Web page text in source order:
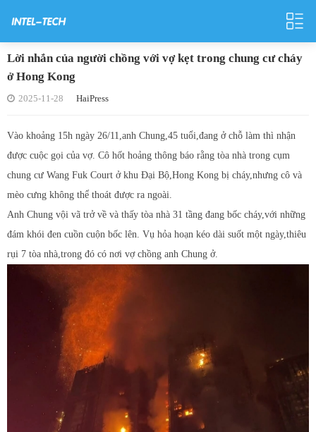
Lời nhắn của người chồng với vợ kẹt trong chung cư cháy
ở Hong Kong
2025-11-28 HaiPress
Vào khoảng 15h ngày 26/11,anh Chung,45 tuổi,đang ở chỗ làm thì nhận
được cuộc gọi của vợ. Cô hốt hoảng thông báo rằng tòa nhà trong cụm
chung cư Wang Fuk Court ở khu Đại Bộ,Hong Kong bị cháy,nhưng cô và
mèo cưng không thể thoát được ra ngoài.
Anh Chung vội vã trở về và thấy tòa nhà 31 tầng đang bốc cháy,với những
đám khói đen cuồn cuộn bốc lên. Vụ hỏa hoạn kéo dài suốt một ngày,thiêu
rụi 7 tòa nhà,trong đó có nơi vợ chồng anh Chung ở.